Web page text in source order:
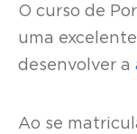
O curso de
uma
desenvolver a
Ao se